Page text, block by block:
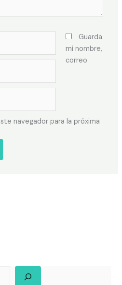
Guarda
mi nombre,
correo
navegador para la próxima